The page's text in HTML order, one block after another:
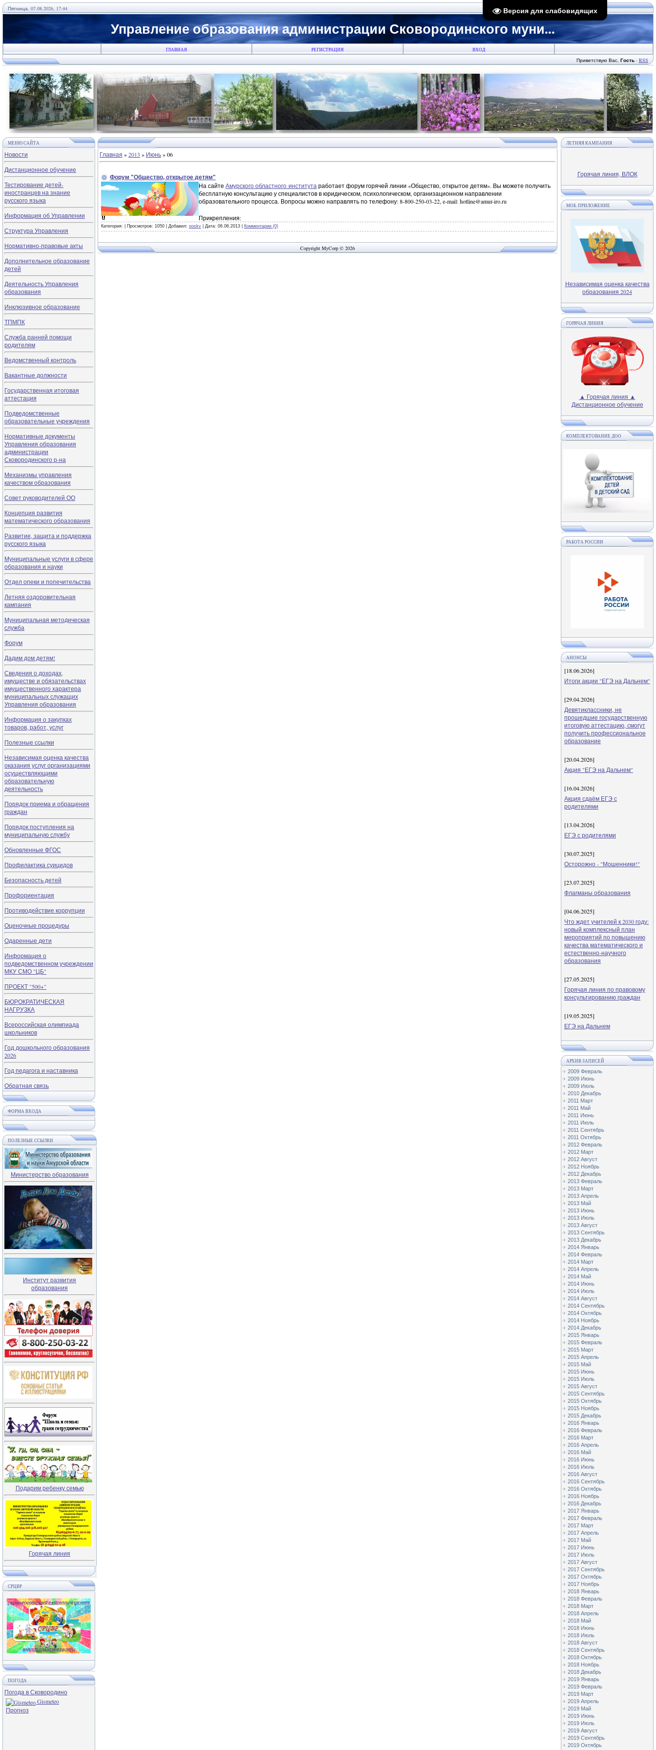
Версия для слабовидящих
Пятница, 07.08.2026, 17:44
Управление образования администрации Сковородинского муни...
ГЛАВНАЯ РЕГИСТРАЦИЯ ВХОД
Приветствую Вас, Гость · RSS
МЕНЮ САЙТА
Новости
Дистанционное обучение
Тестирование детей-
иностранцев на знание
русского языка
Информация об Управлении
Структура Управления
Нормативно-правовые акты
Дополнительное образование
детей
Деятельность Управления
образования
Инклюзивное образование
ТПМПК
Служба ранней помощи
родителям
Ведомственный контроль
Вакантные должности
Государственная итоговая
аттестация
Подведомственные
образовательные учреждения
Нормативные документы
Управления образования
администрации
Сковородинского р-на
Механизмы управления
качеством образования
Совет руководителей ОО
Концепция развития
математического образования
Развитие, защита и поддержка
русского языка
Муниципальные услуги в сфере
образования и науки
Отдел опеки и попечительства
Летняя оздоровительная
кампания
Муниципальная методическая
служба
Форум
Дадим дом детям!
Сведения о доходах,
имуществе и обязательствах
имущественного характера
муниципальных служащих
Управления образования
Информация о закупках
товаров, работ, услуг
Полезные ссылки
Независимая оценка качества
оказания услуг организациями
осуществляющими
образовательную
деятельность
Порядок приема и обращения
граждан
Порядок поступления на
муниципальную службу
Обновленные ФГОС
Профилактика суицидов
Безопасность детей
Профориентация
Противодействие коррупции
Оценочные процедуры
Одаренные дети
Информация о
подведомственном учреждении
МКУ СМО "ЦБ"
ПРОЕКТ "500+"
БЮРОКРАТИЧЕСКАЯ
НАГРУЗКА
Всероссийская олимпиада
школьников
Год дошкольного образования
2026
Год педагога и наставника
Обратная связь
ФОРМА ВХОДА
ПОЛЕЗНЫЕ ССЫЛКИ
Министерство образования
Институт развития
образования
Подарим ребенку семью
Горячая линия
СРЦВР
ПОГОДА
Погода в Сковородино
Gismeteo
Прогноз
Главная »2013 » Июнь»06
Форум "Общество, открытое детям"
На сайте Амурского областного института работает форум горячей линии «Общество, открытое детям». Вы можете получить
бесплатную консультацию у специалистов в юридическом, психологическом, организационном направлении
образовательного процесса. Вопросы можно направлять по телефону: 8-800-250-03-22, e-mail: hotline@amur-iro.ru
Прикрепления:
Категория: Просмотров: 1050 | Добавил: ooskv Дата: 06.06.2013 Комментарии (0)
Copyright MyCorp © 2026
ЛЕТНЯЯ КАМПАНИЯ
Горячая линия, ВЛОК
МОБ. ПРИЛОЖЕНИЕ
Независимая оценка качества
образования 2024
ГОРЯЧАЯ ЛИНИЯ
▲ Горячая линия ▲
Дистанционное обучение
КОМПЛЕКТОВАНИЕ ДОО
РАБОТА РОССИИ
АНОНСЫ
[18.06.2026]
Итоги акции "ЕГЭ на Дальнем"
[29.04.2026]
Девятиклассники, не
прошедшие государственную
итоговую аттестацию, смогут
получить профессиональное
образование
[20.04.2026]
Акция "ЕГЭ на Дальнем"
[16.04.2026]
Акция сдаём ЕГЭ с
родителями
[13.04.2026]
ЕГЭ с родителями
[30.07.2025]
Осторожно - "Мошенники!"
[23.07.2025]
Флагманы образования
[04.06.2025]
Что ждет учителей к 2030 году:
новый комплексный план
мероприятий по повышению
качества математического и
естественно-научного
образования
[27.05.2025]
Горячая линия по правовому
консультированию граждан
[19.05.2025]
ЕГЭ на Дальнем
АРХИВ ЗАПИСЕЙ
2009 Февраль
2009 Июнь
2009 Июль
2010 Декабрь
2011 Март
2011 Май
2011 Июнь
2011 Июль
2011 Сентябрь
2011 Октябрь
2012 Февраль
2012 Март
2012 Август
2012 Ноябрь
2012 Декабрь
2013 Февраль
2013 Март
2013 Апрель
2013 Май
2013 Июнь
2013 Июль
2013 Август
2013 Сентябрь
2013 Декабрь
2014 Январь
2014 Февраль
2014 Март
2014 Апрель
2014 Май
2014 Июнь
2014 Июль
2014 Август
2014 Сентябрь
2014 Октябрь
2014 Ноябрь
2014 Декабрь
2015 Январь
2015 Февраль
2015 Март
2015 Апрель
2015 Май
2015 Июнь
2015 Июль
2015 Август
2015 Сентябрь
2015 Октябрь
2015 Ноябрь
2015 Декабрь
2016 Январь
2016 Февраль
2016 Март
2016 Апрель
2016 Май
2016 Июнь
2016 Июль
2016 Август
2016 Сентябрь
2016 Октябрь
2016 Ноябрь
2016 Декабрь
2017 Январь
2017 Февраль
2017 Март
2017 Апрель
2017 Май
2017 Июнь
2017 Июль
2017 Август
2017 Сентябрь
2017 Октябрь
2017 Ноябрь
2018 Январь
2018 Февраль
2018 Март
2018 Апрель
2018 Май
2018 Июнь
2018 Июль
2018 Август
2018 Сентябрь
2018 Октябрь
2018 Ноябрь
2018 Декабрь
2019 Январь
2019 Февраль
2019 Март
2019 Апрель
2019 Май
2019 Июнь
2019 Июль
2019 Август
2019 Сентябрь
2019 Октябрь